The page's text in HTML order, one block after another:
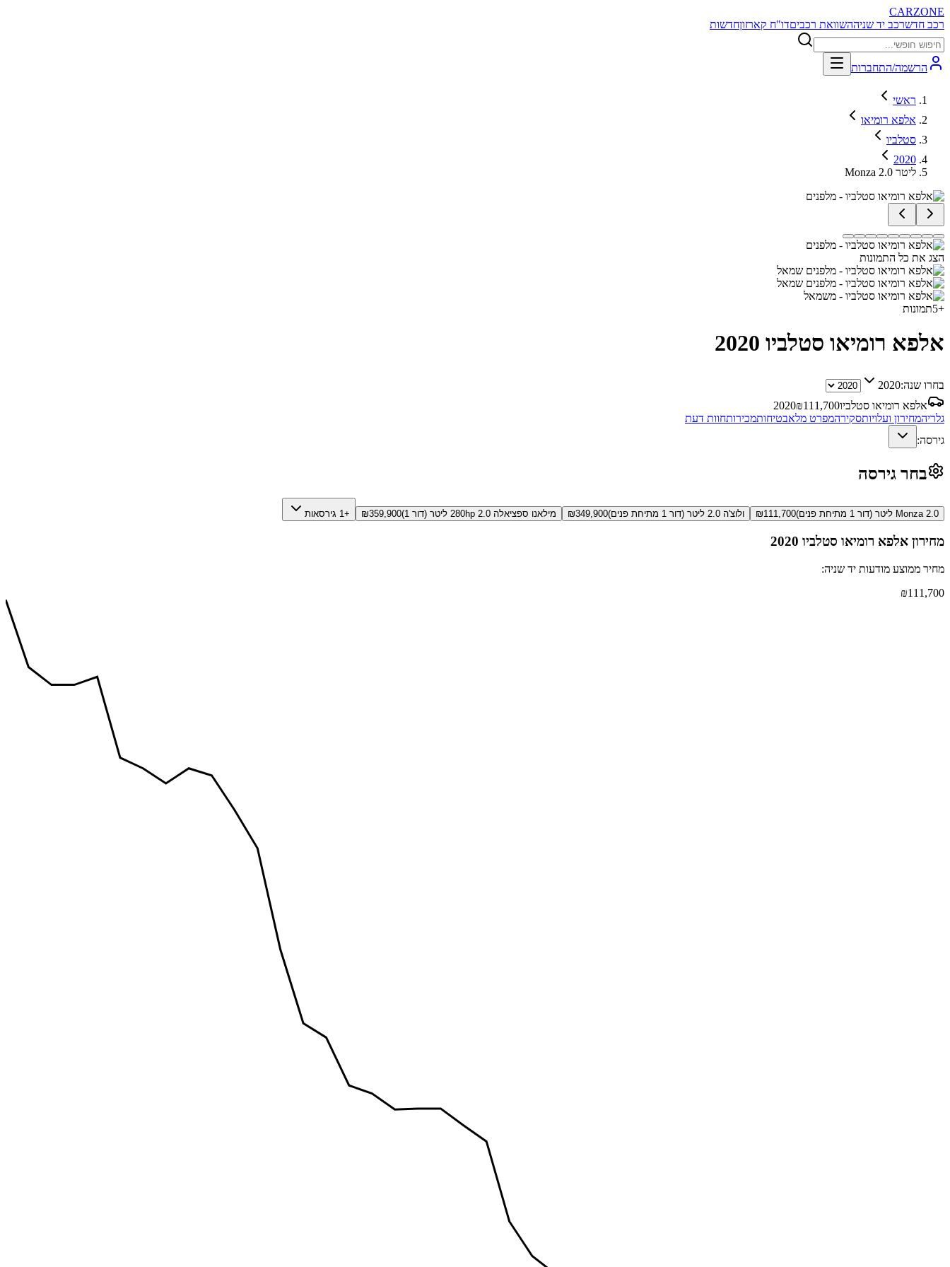
CARZONE
רכב חדשרכב יד שניההשוואת רכביםדו"ח קארזוןחדשות
הרשמה/התחברות
ראשי
אלפא רומיאו
סטלביו
2020
Monza 2.0 ליטר
הצג את כל התמונות
+
5תמונות
אלפא רומיאו סטלביו 2020
בחרו שנה:2020
אלפא רומיאו סטלביו
2020₪111,700
גלריהמחירון ועלויותסקירהמפרט מלאבטיחותמכירותחוות דעת
גירסה:
בחר גירסה
Monza 2.0 ליטר (דור 1 מתיחת פנים) ₪111,700 ולוצ'ה 2.0 ליטר (דור 1 מתיחת פנים) ₪349,900 מילאנו ספציאלה 280hp 2.0 ליטר (דור 1) ₪359,900 +1 גירסאות
מחירון אלפא רומיאו סטלביו 2020
מחיר ממוצע מודעות יד שניה:
₪111,700